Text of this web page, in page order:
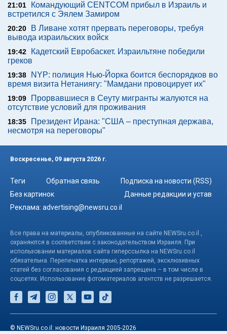
21:01
Командующий CENTCOM прибыл в Израиль и
встретился с Эялем Замиром
20:20
В Ливане хотят прервать переговоры, требуя
вывода израильских войск
19:42
Кадетский Евробаскет. Израильтяне победили
греков
19:38
NYP: полиция Нью-Йорка боится беспорядков во
время визита Нетаниягу: "Мамдани провоцирует их"
19:09
Прорвавшиеся в Сеуту мигранты жалуются на
отсутствие условий для проживания
18:35
Президент Ирана: "США – преступная держава,
несмотря на переговоры"
Воскресенье, 09 августа 2026 г.
Теги Обратная связь
Подписка на новости (RSS)
Без картинок
Данные редакции и устав
Реклама: advertising@newsru.co.il
Все права на материалы, опубликованные на сайте NEWSru.co.il ,
охраняются в соответствии с законодательством Израиля. При
использовании материалов сайта гиперссылка на NEWSru.co.il
обязательна. Перепечатка интервью, репортажей, эксклюзивных
статей без согласования с редакцией запрещена – в том числе в
соцсетях. Использование фотоматериалов агентств не разрешается.
© NEWSru.co.il: новости Израиля 2005-2026